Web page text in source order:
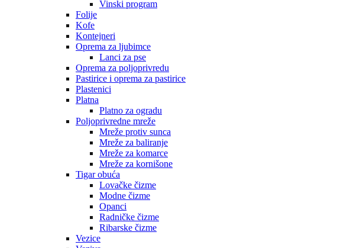
Vinski program
Folije
Kofe
Kontejneri
Oprema za ljubimce
Lanci za pse
Oprema za poljoprivredu
Pastirice i oprema za pastirice
Plastenici
Platna
Platno za ogradu
Poljoprivredne mreže
Mreže protiv sunca
Mreže za baliranje
Mreže za komarce
Mreže za kornišone
Tigar obuća
Lovačke čizme
Modne čizme
Opanci
Radničke čizme
Ribarske čizme
Vezice